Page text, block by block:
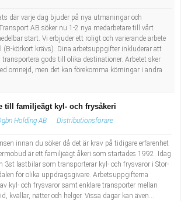
där varje dag bjuder på nya utmaningar och
AB söker nu 1-2 nya medarbetare till vårt
start. Vi erbjuder ett roligt och varierande arbete
(B-körkort krävs). Dina arbetsuppgifter inkluderar att
gods till olika destinationer. Arbetet sker
omnejd, men det kan förekomma körningar i andra
till familjeägt kyl- och frysåkeri
Holding AB Distributionsförare
innan du söker då det är krav på tidigare erfarenhet
är ett familjeägt åkeri som startades 1992. Idag
3st lastbilar som transporterar kyl- och frysvaror i Stor-
för olika uppdragsgivare. Arbetsuppgifterna
kyl- och frysvaror samt enklare transporter mellan
kvällar, nätter och helger. Vissa dagar kan även...